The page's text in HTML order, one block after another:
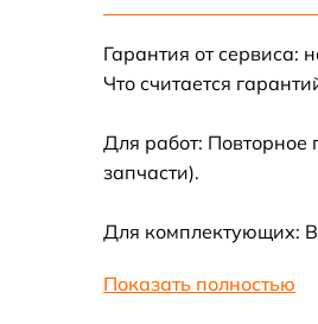
Гарантия от сервиса:
Что считается
Для работ: Повторное
запчасти).
Для комплектующих:
Показать полностью